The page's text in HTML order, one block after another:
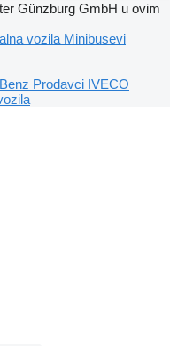
Günzburg GmbH u ovim
vozila Minibusevi
Prodavci IVECO